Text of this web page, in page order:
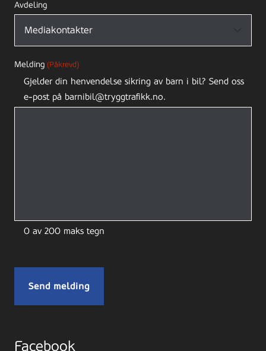
Avdeling
Melding (Påkrevd)
Gjelder din henvendelse sikring av barn i bil? Send oss
e-post på barnibil@tryggtrafikk.no.
0 av 200 maks tegn
Facebook